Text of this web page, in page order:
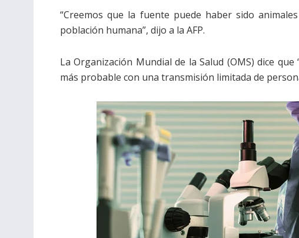
“Creemos que la fuente puede haber sido
población humana”, dijo a la AFP.
La Organización Mundial de la Salud (OMS) dice
más probable con una transmisión limitada de